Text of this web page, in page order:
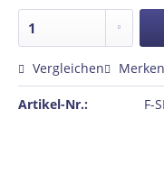
Vergleichen Merken
Artikel-Nr.: F-